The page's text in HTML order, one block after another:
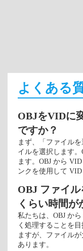
よくある
OBJをVIDに
ですか？
まず、「ファイル
イルを選択します
ます。OBJ から
ンクを使用して
OBJ ファイ
くらい時間が
私たちは、OBJ か
く処理することを
ますが、ファイル
あります。